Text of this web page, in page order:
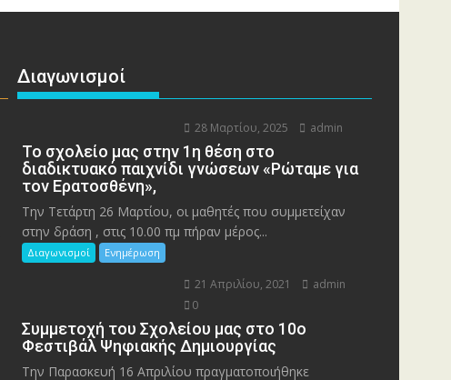
Διαγωνισμοί
28 Μαρτίου, 2025 admin
To σχολείο μας στην 1η θέση στο
διαδικτυακό παιχνίδι γνώσεων «Ρώταμε για
τον Ερατοσθένη»,
Την Τετάρτη 26 Μαρτίου, οι μαθητές που συμμετείχαν
στην δράση , στις 10.00 πμ πήραν μέρος...
Διαγωνισμοί Ενημέρωση
21 Απριλίου, 2021
admin
0
Συμμετοχή του Σχολείου μας στο 10ο
Φεστιβάλ Ψηφιακής Δημιουργίας
Την Παρασκευή 16 Απριλίου πραγματοποιήθηκε